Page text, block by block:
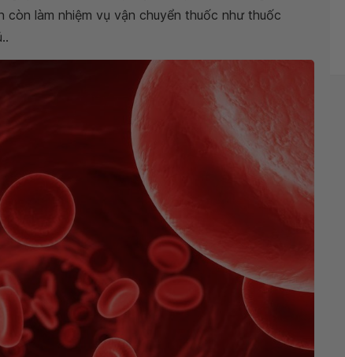
làm nhiệm vụ vận chuyển thuốc như thuốc